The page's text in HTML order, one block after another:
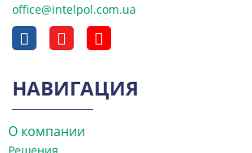
office@intelpol.com.ua
НАВИГАЦИЯ
О компании